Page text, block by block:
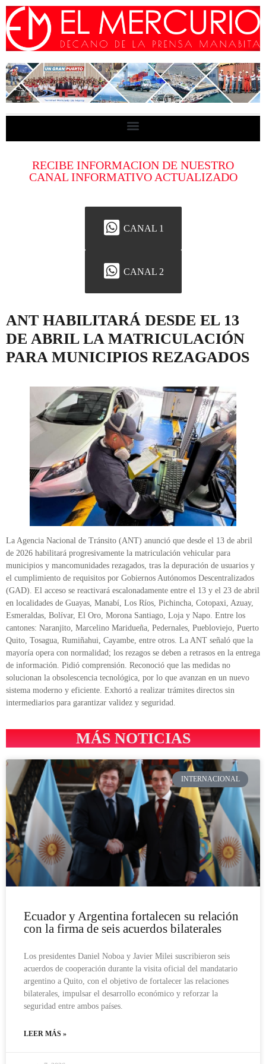
RECIBE INFORMACION DE NUESTRO
CANAL INFORMATIVO ACTUALIZADO
CANAL 1
CANAL 2
ANT HABILITARÁ DESDE EL 13
DE ABRIL LA MATRICULACIÓN
PARA MUNICIPIOS REZAGADOS
La Agencia Nacional de Tránsito (ANT) anunció que desde el 13 de abril
de 2026 habilitará progresivamente la matriculación vehicular para
municipios y mancomunidades rezagados, tras la depuración de usuarios y
el cumplimiento de requisitos por Gobiernos Autónomos Descentralizados
(GAD). El acceso se reactivará escalonadamente entre el 13 y el 23 de abril
en localidades de Guayas, Manabí, Los Ríos, Pichincha, Cotopaxi, Azuay,
Esmeraldas, Bolívar, El Oro, Morona Santiago, Loja y Napo. Entre los
cantones: Naranjito, Marcelino Maridueña, Pedernales, Puebloviejo, Puerto
Quito, Tosagua, Rumiñahui, Cayambe, entre otros. La ANT señaló que la
mayoría opera con normalidad; los rezagos se deben a retrasos en la entrega
de información. Pidió comprensión. Reconoció que las medidas no
solucionan la obsolescencia tecnológica, por lo que avanzan en un nuevo
sistema moderno y eficiente. Exhortó a realizar trámites directos sin
intermediarios para garantizar validez y seguridad.
MÁS NOTICIAS
INTERNACIONAL
Ecuador y Argentina fortalecen su relación
con la firma de seis acuerdos bilaterales
Los presidentes Daniel Noboa y Javier Milei suscribieron seis
acuerdos de cooperación durante la visita oficial del mandatario
argentino a Quito, con el objetivo de fortalecer las relaciones
bilaterales, impulsar el desarrollo económico y reforzar la
seguridad entre ambos países.
LEER MÁS »